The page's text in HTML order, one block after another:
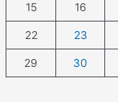
15 16
22 23
29 30